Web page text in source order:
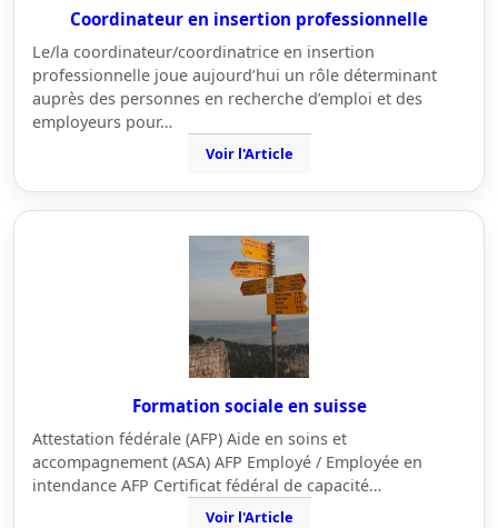
Coordinateur en insertion professionnelle
Le/la coordinateur/coordinatrice en insertion
professionnelle joue aujourd’hui un rôle déterminant
auprès des personnes en recherche d’emploi et des
employeurs pour…
Voir l'Article
Formation sociale en suisse
Attestation fédérale (AFP) Aide en soins et
accompagnement (ASA) AFP Employé / Employée en
intendance AFP Certificat fédéral de capacité…
Voir l'Article